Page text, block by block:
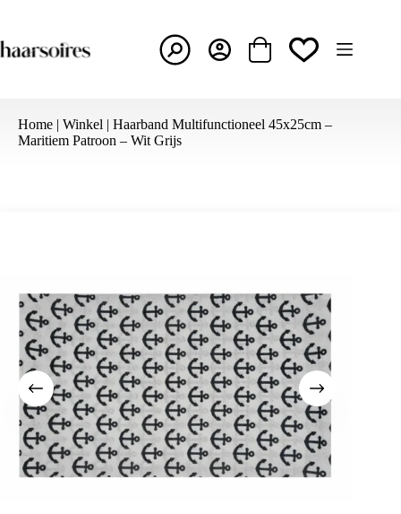
de
inhoud
Winkelwagen
Home | Winkel | Haarband Multifunctioneel 45x25cm –
Maritiem Patroon – Wit Grijs